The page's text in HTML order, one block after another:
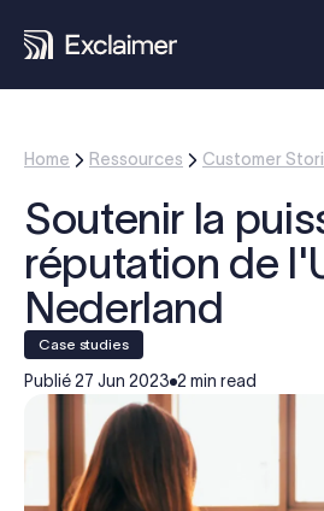
Home Ressources Customer
Soutenir la
réputation de
Nederland
case studies
Publié 27 Jun 2023 2 min read